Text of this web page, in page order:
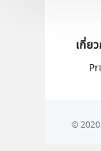
เกี่ย
© 2020